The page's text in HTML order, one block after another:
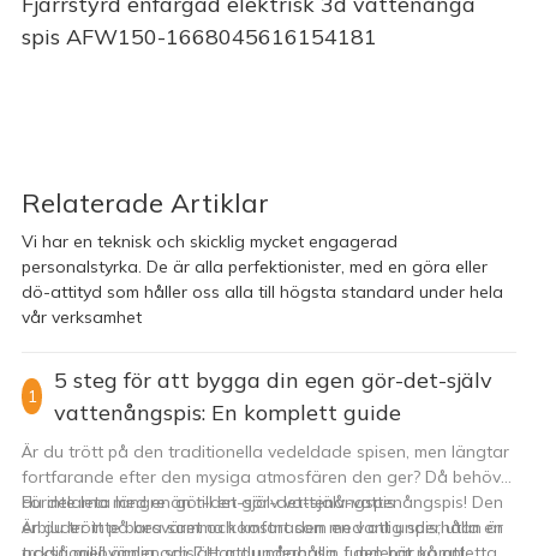
spis AFW150-1668045616154181
Relaterade Artiklar
Vi har en teknisk och skicklig mycket engagerad
personalstyrka. De är alla perfektionister, med en göra eller
dö-attityd som håller oss alla till högsta standard under hela
vår verksamhet
1
5 steg för att bygga din egen gör-det-själv
vattenångspis: En komplett guide
Är du trött på den traditionella vedeldade spisen, men längtar
fortfarande efter den mysiga atmosfären den ger? Då behöver
du inte leta längre än till en gör-det-själv-vattenångspis! Den
erbjuder inte bara samma komfort som en vanlig spis, utan är
Fördelarna med en gör-det-själv vattenångspis
Är du trött på besväret och kostnaden med att underhålla en